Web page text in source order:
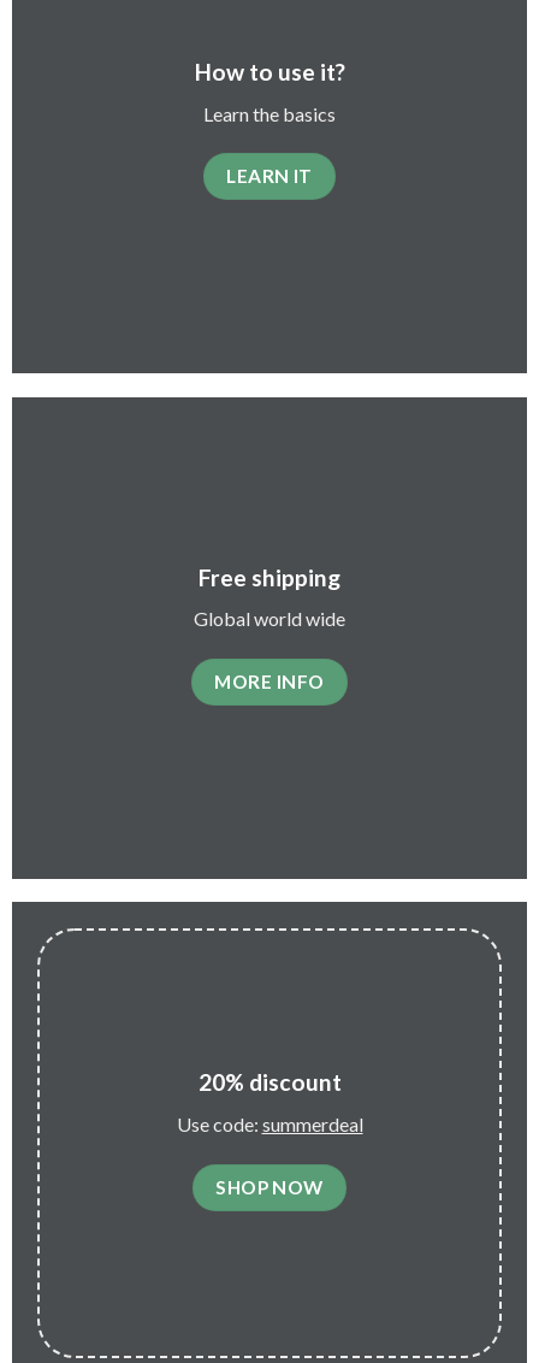
How to use it?
Learn the basics
LEARN IT
Free shipping
Global world wide
MORE INFO
20% discount
Use code: summerdeal
SHOP NOW